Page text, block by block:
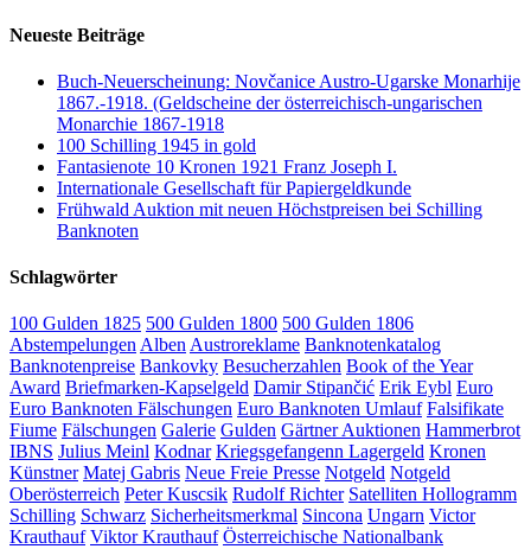
Neueste Beiträge
Buch-Neuerscheinung: Novčanice Austro-Ugarske Monarhije
1867.-1918. (Geldscheine der österreichisch-ungarischen
Monarchie 1867-1918
100 Schilling 1945 in gold
Fantasienote 10 Kronen 1921 Franz Joseph I.
Internationale Gesellschaft für Papiergeldkunde
Frühwald Auktion mit neuen Höchstpreisen bei Schilling
Banknoten
Schlagwörter
100 Gulden 1825 500 Gulden 1800 500 Gulden 1806
Abstempelungen Alben Austroreklame Banknotenkatalog
Banknotenpreise Bankovky Besucherzahlen Book of the Year
Award Briefmarken-Kapselgeld Damir Stipančić Erik Eybl Euro
Euro Banknoten Fälschungen Euro Banknoten Umlauf Falsifikate
Fiume Fälschungen Galerie Gulden Gärtner Auktionen Hammerbrot
IBNS Julius Meinl Kodnar Kriegsgefangenn Lagergeld Kronen
Künstner Matej Gabris Neue Freie Presse Notgeld Notgeld
Oberösterreich Peter Kuscsik Rudolf Richter Satelliten Hollogramm
Schilling Schwarz Sicherheitsmerkmal Sincona Ungarn Victor
Krauthauf Viktor Krauthauf Österreichische Nationalbank